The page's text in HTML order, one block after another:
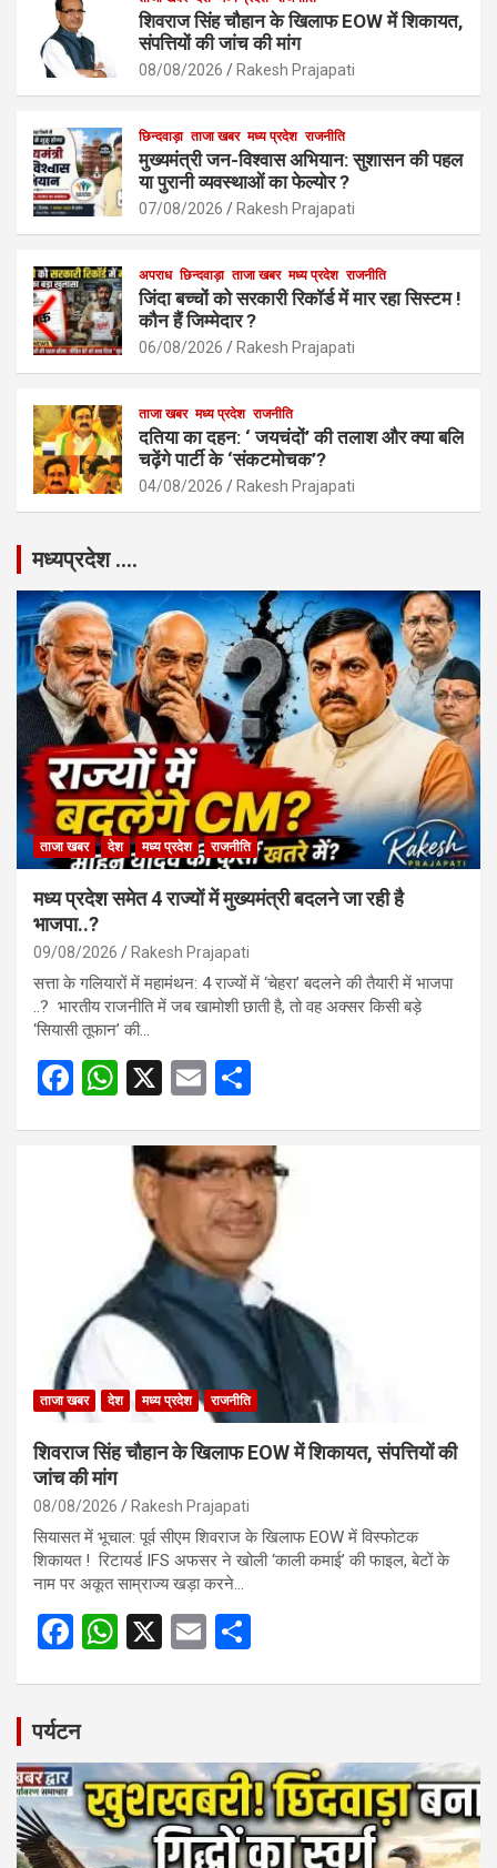
b
o
o
k
A
p
e
शिवराज सिंह चौहान के खिलाफ EOW में शिकायत,
संपत्तियों की जांच की मांग
08/08/2026 Rakesh Prajapati
छिन्दवाड़ा ताजा खबर मध्य प्रदेश राजनीति
मुख्यमंत्री जन-विश्वास अभियान: सुशासन की पहल
या पुरानी व्यवस्थाओं का फेल्योर ?
07/08/2026 Rakesh Prajapati
अपराध छिन्दवाड़ा ताजा खबर मध्य प्रदेश राजनीति
जिंदा बच्चों को सरकारी रिकॉर्ड में मार रहा सिस्टम !
कौन हैं जिम्मेदार ?
06/08/2026 Rakesh Prajapati
ताजा खबर मध्य प्रदेश राजनीति
दतिया का दहन: ‘ जयचंदों’ की तलाश और क्या बलि
चढ़ेंगे पार्टी के ‘संकटमोचक’?
04/08/2026 Rakesh Prajapati
मध्यप्रदेश ….
ताजा खबर देश मध्य प्रदेश राजनीति
मध्य प्रदेश समेत 4 राज्यों में मुख्यमंत्री बदलने जा रही है
भाजपा..?
09/08/2026 Rakesh Prajapati
सत्ता के गलियारों में महामंथन: 4 राज्यों में ‘चेहरा’ बदलने की तैयारी में भाजपा
..? भारतीय राजनीति में जब खामोशी छाती है, तो वह अक्सर किसी बड़े
‘सियासी तूफान’ की…
F
W
at
s
A
p
X
E
ail ar
e
ताजा खबर देश मध्य प्रदेश राजनीति
शिवराज सिंह चौहान के खिलाफ EOW में शिकायत, संपत्तियों की
जांच की मांग
08/08/2026 Rakesh Prajapati
सियासत में भूचाल: पूर्व सीएम शिवराज के खिलाफ EOW में विस्फोटक
शिकायत ! रिटायर्ड IFS अफसर ने खोली ‘काली कमाई’ की फाइल, बेटों के
नाम पर अकूत साम्राज्य खड़ा करने…
F
b
o
o
k
W
A
p
p
X
E
पर्यटन